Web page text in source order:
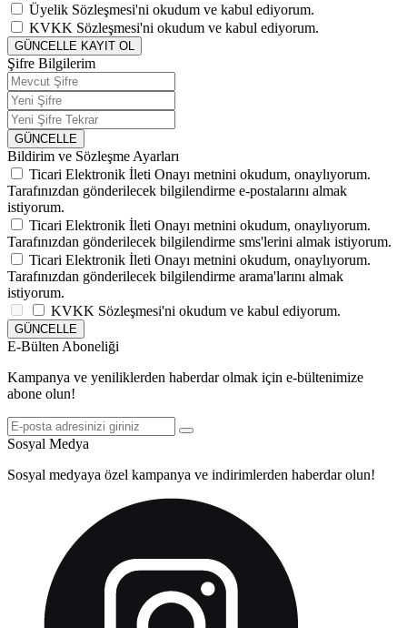
Üyelik Sözleşmesi'ni okudum ve kabul ediyorum.
KVKK Sözleşmesi'ni okudum ve kabul ediyorum.
GÜNCELLE KAYIT OL
Şifre Bilgilerim
GÜNCELLE
Bildirim ve Sözleşme Ayarları
Ticari Elektronik İleti Onayı metnini okudum, onaylıyorum.
Tarafınızdan gönderilecek bilgilendirme e-postalarını almak
istiyorum.
Ticari Elektronik İleti Onayı metnini okudum, onaylıyorum.
Tarafınızdan gönderilecek bilgilendirme sms'lerini almak istiyorum.
Ticari Elektronik İleti Onayı metnini okudum, onaylıyorum.
Tarafınızdan gönderilecek bilgilendirme arama'larını almak
istiyorum.
KVKK Sözleşmesi'ni okudum ve kabul ediyorum.
GÜNCELLE
E-Bülten Aboneliği
Kampanya ve yeniliklerden haberdar olmak için e-bültenimize
abone olun!
Sosyal Medya
Sosyal medyaya özel kampanya ve indirimlerden haberdar olun!